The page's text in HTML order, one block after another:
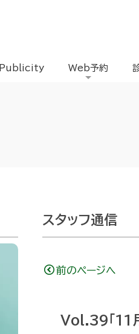
Publicity Web予約
スタッフ通信
前のページへ
Vol.39「11